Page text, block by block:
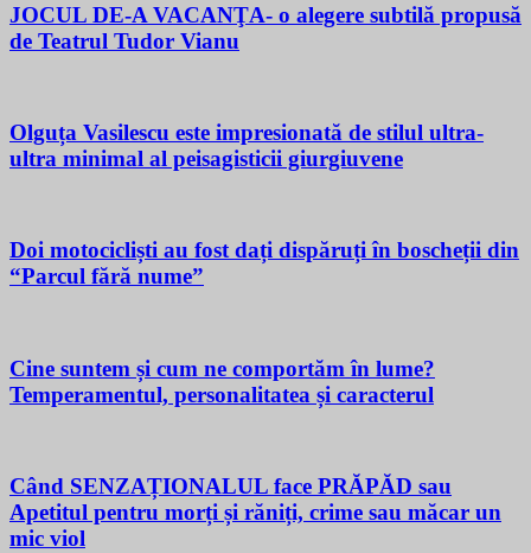
JOCUL DE-A VACANŢA- o alegere subtilă propusă
de Teatrul Tudor Vianu
Olguța Vasilescu este impresionată de stilul ultra-
ultra minimal al peisagisticii giurgiuvene
Doi motocicliști au fost dați dispăruți în boscheții din
“Parcul fără nume”
Cine suntem și cum ne comportăm în lume?
Temperamentul, personalitatea și caracterul
Când SENZAȚIONALUL face PRĂPĂD sau
Apetitul pentru morți și răniți, crime sau măcar un
mic viol